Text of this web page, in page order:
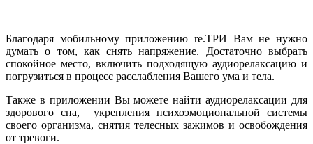
Благодаря мобильному приложению re.ТРИ Вам не нужно
думать о том, как снять напряжение. Достаточно выбрать
спокойное место, включить подходящую аудиорелаксацию и
погрузиться в процесс расслабления Вашего ума и тела.
Также в приложении Вы можете найти аудиорелаксации для
здорового сна, укрепления психоэмоциональной системы
своего организма, снятия телесных зажимов и освобождения
от тревоги.